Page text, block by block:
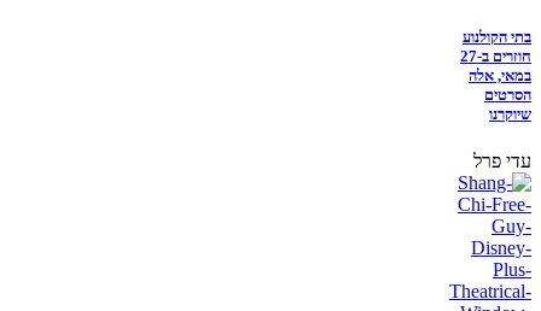
בתי הקולנוע
חוזרים ב-27
במאי, אלה
הסרטים
שיוקרנו
עדי פרל